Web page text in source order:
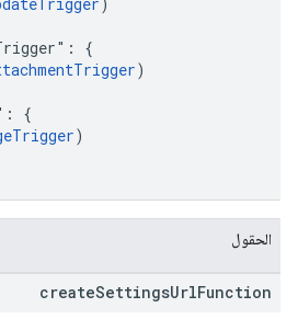
{
)
{
)
الحقول
createSettingsUrlFunction